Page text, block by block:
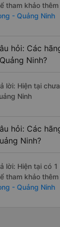
tham khảo
- Quảng Ninh
hỏi: Các
Ninh?
lời: Hiện tại
Ninh
hỏi: Các
Ninh?
lời: Hiện tại có
tham khảo
- Quảng Ninh